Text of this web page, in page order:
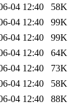
04 12:40
58K
04 12:40
99K
04 12:40
99K
04 12:40
64K
04 12:40
73K
04 12:40
58K
04 12:40
88K